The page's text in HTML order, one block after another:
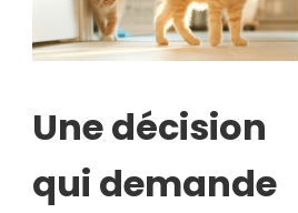
Une décision
qui demande